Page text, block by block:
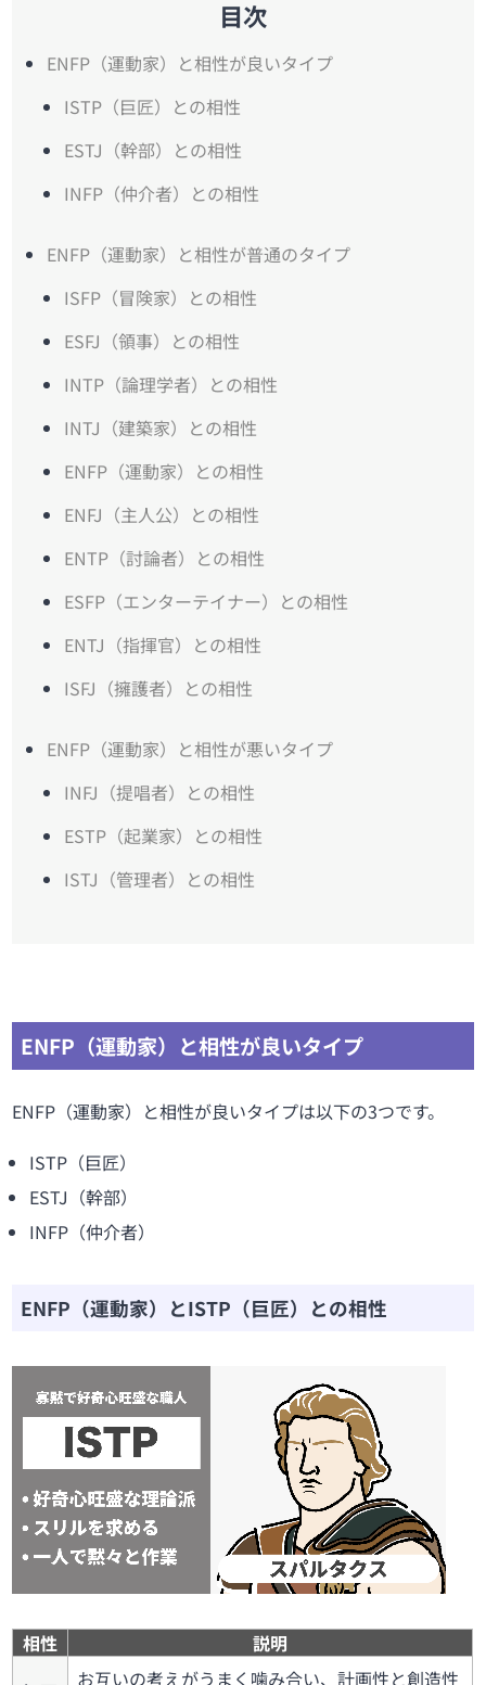
目次
ENFP（運動家）と相性が良いタイプ
ISTP（巨匠）との相性
ESTJ（幹部）との相性
INFP（仲介者）との相性
ENFP（運動家）と相性が普通のタイプ
ISFP（冒険家）との相性
ESFJ（領事）との相性
INTP（論理学者）との相性
INTJ（建築家）との相性
ENFP（運動家）との相性
ENFJ（主人公）との相性
ENTP（討論者）との相性
ESFP（エンターテイナー）との相性
ENTJ（指揮官）との相性
ISFJ（擁護者）との相性
ENFP（運動家）と相性が悪いタイプ
INFJ（提唱者）との相性
ESTP（起業家）との相性
ISTJ（管理者）との相性
ENFP（運動家）と相性が良いタイプ
ENFP（運動家）と相性が良いタイプは以下の3つです。
ISTP（巨匠）
ESTJ（幹部）
INFP（仲介者）
ENFP（運動家）とISTP（巨匠）との相性
相性
説明
お互いの考えがうまく噛み合い、計画性と創造性